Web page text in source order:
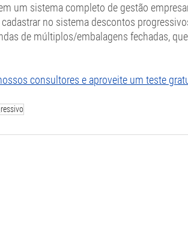
um sistema completo de gestão
no sistema descontos
de múltiplos/embalagens fechadas, que
consultores e aproveite um teste